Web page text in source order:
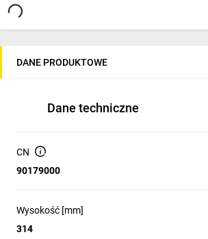
DANE PRODUKTOWE
Dane techniczne
CN
90179000
Wysokość [mm]
314